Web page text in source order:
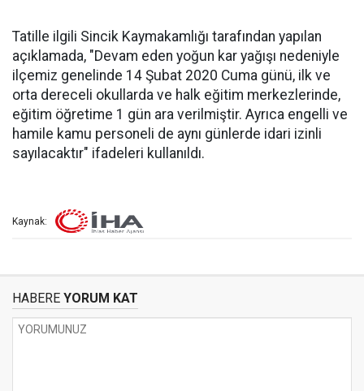
Tatille ilgili Sincik Kaymakamlığı tarafından yapılan
açıklamada, "Devam eden yoğun kar yağışı nedeniyle
ilçemiz genelinde 14 Şubat 2020 Cuma günü, ilk ve
orta dereceli okullarda ve halk eğitim merkezlerinde,
eğitim öğretime 1 gün ara verilmiştir. Ayrıca engelli ve
hamile kamu personeli de aynı günlerde idari izinli
sayılacaktır" ifadeleri kullanıldı.
Kaynak:
HABERE YORUM KAT